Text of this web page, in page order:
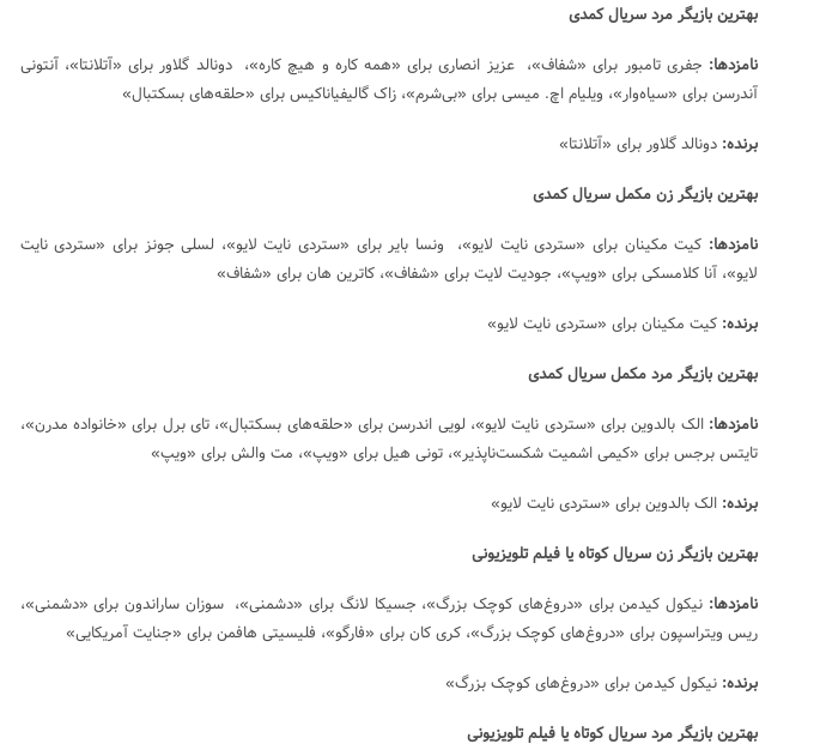
بهترین بازیگر مرد سریال کمدی
نامزدها: جفری تامبور برای «شفاف»، عزیز انصاری برای «همه کاره و هیچ کاره»، دونالد گلاور برای «آتلانتا»، آنتونی
آندرسن برای «سیاه‌وار»، ویلیام اچ. میسی برای «بی‌شرم»، زاک گالیفیاناکیس برای «حلقه‌های بسکتبال»
برنده: دونالد گلاور برای «آتلانتا»
بهترین بازیگر زن مکمل سریال کمدی
نامزدها: کیت مکینان برای «ستردی نایت لایو»، ونسا بایر برای «ستردی نایت لایو»، لسلی جونز برای «ستردی نایت
لایو»، آنا کلامسکی برای «ویپ»، جودیت لایت برای «شفاف»، کاترین هان برای «شفاف»
برنده: کیت مکینان برای «ستردی نایت لایو»
بهترین بازیگر مرد مکمل سریال کمدی
نامزدها: الک بالدوین برای «ستردی نایت لایو»، لویی اندرسن برای «حلقه‌های بسکتبال»، تای برل برای «خانواده مدرن»،
تایتس برجس برای «کیمی اشمیت شکست‌ناپذیر»، تونی هیل برای «ویپ»، مت والش برای «ویپ»
برنده: الک بالدوین برای «ستردی نایت لایو»
بهترین بازیگر زن سریال کوتاه یا فیلم تلویزیونی
نامزدها: نیکول کیدمن برای «دروغ‌های کوچک بزرگ»، جسیکا لانگ برای «دشمنی»، سوزان ساراندون برای «دشمنی»،
ریس ویتراسپون برای «دروغ‌های کوچک بزرگ»، کری کان برای «فارگو»، فلیسیتی هافمن برای «جنایت آمریکایی»
برنده: نیکول کیدمن برای «دروغ‌های کوچک بزرگ»
بهترین بازیگر مرد سریال کوتاه یا فیلم تلویزیونی